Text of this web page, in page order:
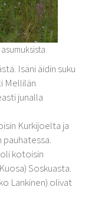
Isäni äidin suku
Mellilän
junalla
Kurkijoelta ja
kotoisin
Soskuasta.
Lankinen) olivat